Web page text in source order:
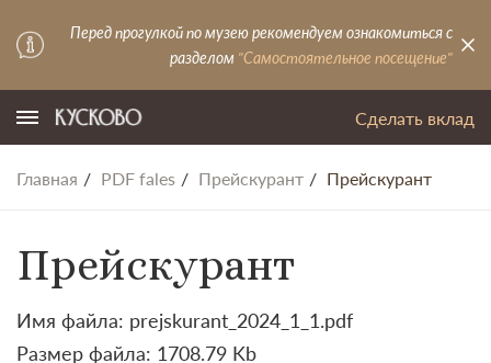
Перед прогулкой по музею рекомендуем ознакомиться с
разделом "Самостоятельное посещение"
Сделать вклад
Главная PDF fales Прейскурант Прейскурант
Прейскурант
Имя файла: prejskurant_2024_1_1.pdf
Размер файла: 1708.79 Kb